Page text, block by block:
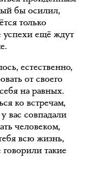
бы осилил,
только
успехи ещё ждут
естественно,
от своего
на равных.
ко встречам,
вас совпадали
человеком,
всю жизнь,
такие